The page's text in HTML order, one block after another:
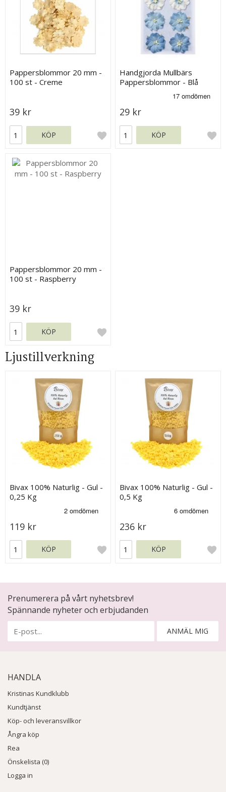
Pappersblommor 20 mm -
100 st - Creme
39 kr
KÖP
Handgjorda Mullbärs
Pappersblommor - Blå
Nyanser - 35 mm
29 kr
KÖP
Pappersblommor 20 mm -
100 st - Raspberry
39 kr
KÖP
Ljustillverkning
Bivax 100% Naturlig - Gul -
0,25 Kg
119 kr
KÖP
Bivax 100% Naturlig - Gul -
0,5 Kg
236 kr
KÖP
Prenumerera på vårt nyhetsbrev!
Spännande nyheter och erbjudanden
ANMÄL MIG
HANDLA
Kristinas Kundklubb
Kundtjänst
Köp- och leveransvillkor
Ångra köp
Rea
Önskelista (0)
Logga in